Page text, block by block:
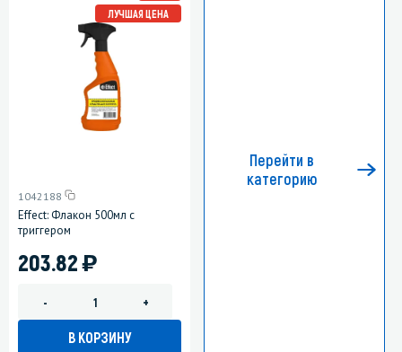
ЛУЧШАЯ ЦЕНА
1042188
Effect: Флакон 500мл с
триггером
203.82)
- +
В КОРЗИНУ
Перейти в
категорию